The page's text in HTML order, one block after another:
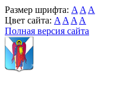
Размер шрифта: A A A
Цвет сайта: A A A A
Полная версия сайта